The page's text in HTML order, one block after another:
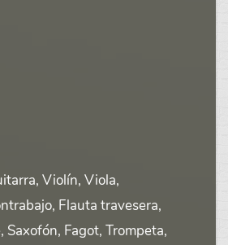
Violín, Viola,
Flauta travesera,
Saxofón, Fagot, Trompeta,